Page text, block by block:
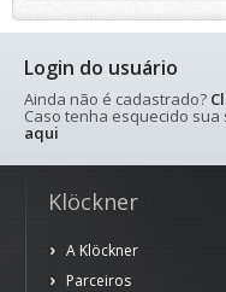
Login do usuário
Ainda não é cadastrado?
Caso tenha esquecido sua
aqui
Klöckner
A Klöckner
Parceiros